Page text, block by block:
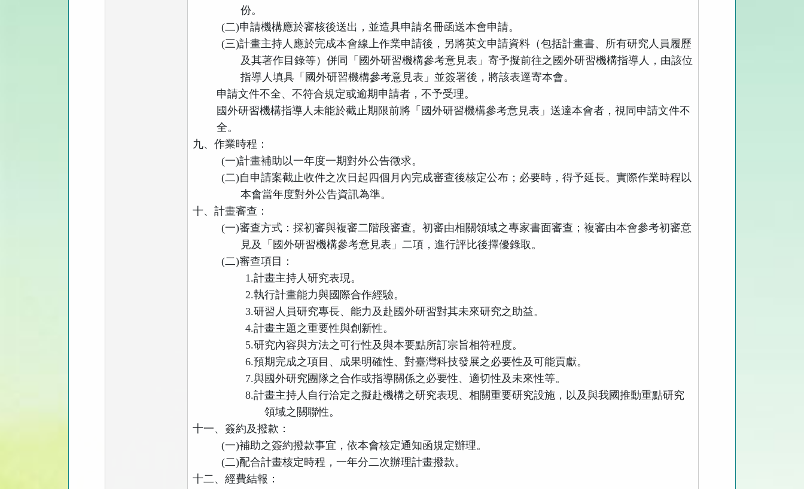
份。
(二)申請機構應於審核後送出，並造具申請名冊函送本會申請。
(三)計畫主持人應於完成本會線上作業申請後，另將英文申請資料（包括計畫書、所有研究人員履歷
及其著作目錄等）併同「國外研習機構參考意見表」寄予擬前往之國外研習機構指導人，由該位
指導人填具「國外研習機構參考意見表」並簽署後，將該表逕寄本會。
申請文件不全、不符合規定或逾期申請者，不予受理。
國外研習機構指導人未能於截止期限前將「國外研習機構參考意見表」送達本會者，視同申請文件不
全。
九、作業時程：
(一)計畫補助以一年度一期對外公告徵求。
(二)自申請案截止收件之次日起四個月內完成審查後核定公布；必要時，得予延長。實際作業時程以
本會當年度對外公告資訊為準。
十、計畫審查：
(一)審查方式：採初審與複審二階段審查。初審由相關領域之專家書面審查；複審由本會參考初審意
見及「國外研習機構參考意見表」二項，進行評比後擇優錄取。
(二)審查項目：
1.計畫主持人研究表現。
2.執行計畫能力與國際合作經驗。
3.研習人員研究專長、能力及赴國外研習對其未來研究之助益。
4.計畫主題之重要性與創新性。
5.研究內容與方法之可行性及與本要點所訂宗旨相符程度。
6.預期完成之項目、成果明確性、對臺灣科技發展之必要性及可能貢獻。
7.與國外研究團隊之合作或指導關係之必要性、適切性及未來性等。
8.計畫主持人自行洽定之擬赴機構之研究表現、相關重要研究設施，以及與我國推動重點研究
領域之關聯性。
十一、簽約及撥款：
(一)補助之簽約撥款事宜，依本會核定通知函規定辦理。
(二)配合計畫核定時程，一年分二次辦理計畫撥款。
十二、經費結報：